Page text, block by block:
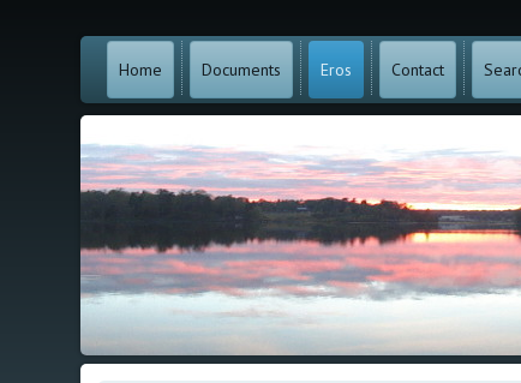
Home Documents Eros Contact